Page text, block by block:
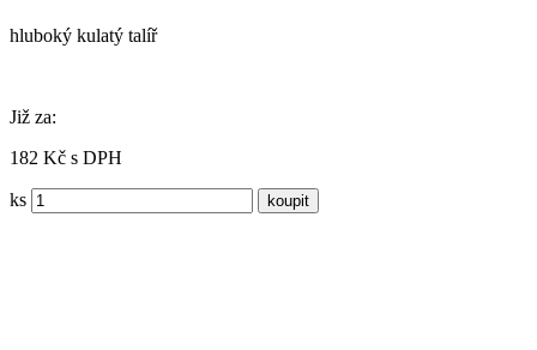
hluboký kulatý talíř
Již za:
182 Kč s DPH
ks